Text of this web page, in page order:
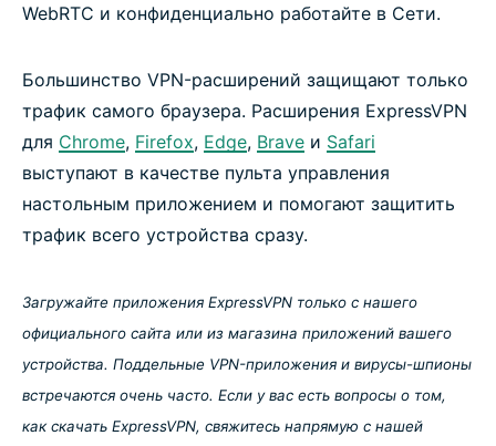
WebRTC и конфиденциально работайте в Сети.
Большинство VPN-расширений защищают только
трафик самого браузера. Расширения ExpressVPN
для Chrome, Firefox, Edge, Brave и Safari
выступают в качестве пульта управления
настольным приложением и помогают защитить
трафик всего устройства сразу.
Загружайте приложения ExpressVPN только с нашего
официального сайта или из магазина приложений вашего
устройства. Поддельные VPN-приложения и вирусы-шпионы
встречаются очень часто. Если у вас есть вопросы о том,
как скачать ExpressVPN, свяжитесь напрямую с нашей